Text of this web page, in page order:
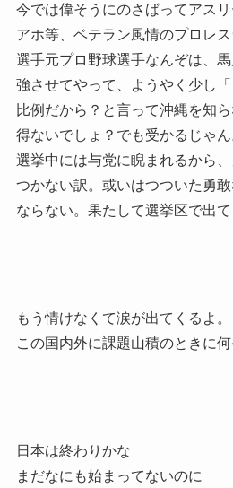
今では偉そうにのさばってアス
アホ等、ベテラン風情のプロレ
選手元プロ野球選手なんぞは、
強させてやって、ようやく少し「
比例だから？と言って沖縄を知
得ないでしょ？でも受かるじゃん
選挙中には与党に睨まれるから
つかない訳。或いはつついた勇
ならない。果たして選挙区で出
もう情けなくて涙が出てくるよ。
この国内外に課題山積のときに
日本は終わりかな
まだなにも始まってないのに